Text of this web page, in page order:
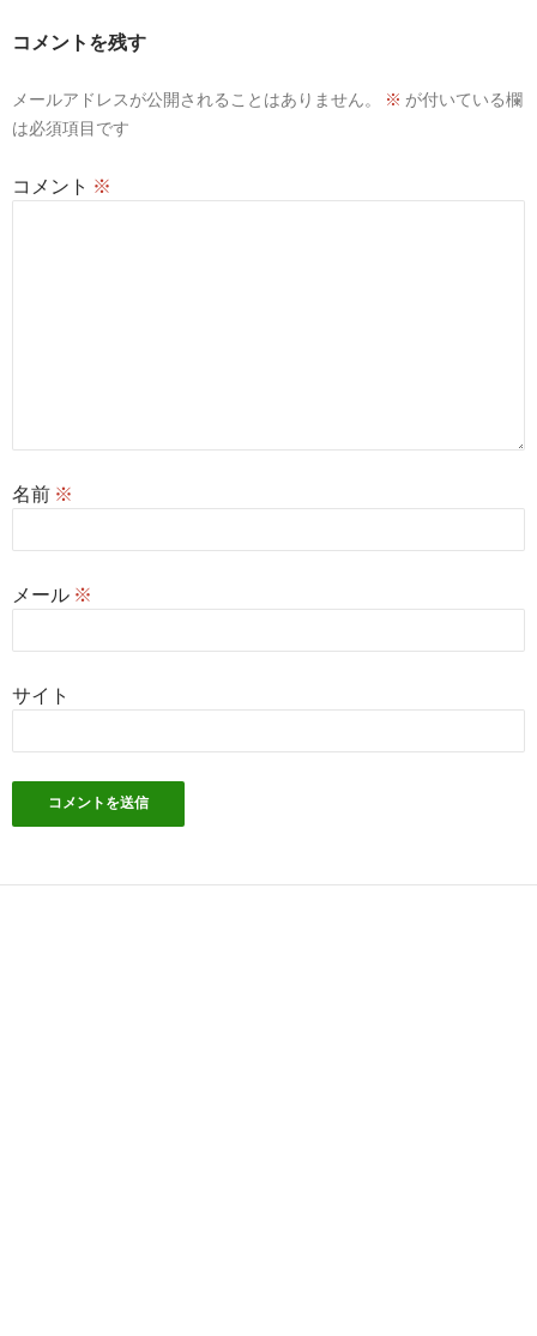
ョ
コメントを残す
メールアドレスが公開されることはありません。 ※ が付いている欄
は必須項目です
コメント ※
名前 ※
メール ※
サイト